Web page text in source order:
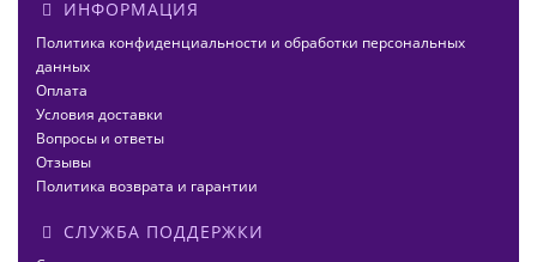
ИНФОРМАЦИЯ
Политика конфиденциальности и обработки персональных
данных
Оплата
Условия доставки
Вопросы и ответы
Отзывы
Политика возврата и гарантии
СЛУЖБА ПОДДЕРЖКИ